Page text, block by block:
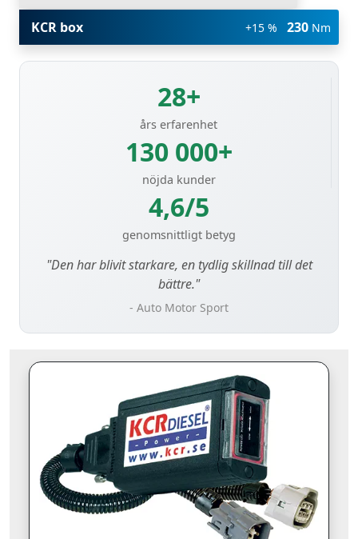
KCR box +15 % 230 Nm
28+
års erfarenhet
130 000+
nöjda kunder
4,6/5
genomsnittligt betyg
"Den har blivit starkare, en tydlig skillnad till det
bättre."
- Auto Motor Sport